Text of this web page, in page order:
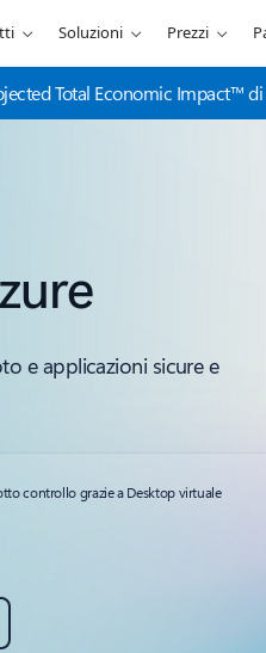
Soluzioni Prezzi
Total Economic Impact™
e applicazioni sicure e
controllo grazie a Desktop virtuale